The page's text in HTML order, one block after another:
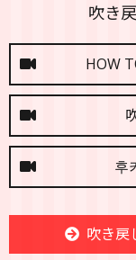
吹き
HOW
후
吹き戻